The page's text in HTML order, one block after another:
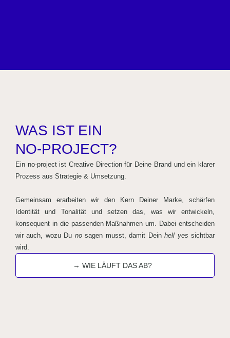
WAS IST EIN
NO-PROJECT?
Ein no-project ist Creative Direction für Deine Brand und ein klarer
Prozess aus Strategie & Umsetzung.
Gemeinsam erarbeiten wir den Kern Deiner Marke, schärfen
Identität und Tonalität und setzen das, was wir entwickeln,
konsequent in die passenden Maßnahmen um. Dabei entscheiden
wir auch, wozu Du nosagen musst, damit Deinhell yes sichtbar
wird.
→ WIE LÄUFT DAS AB?